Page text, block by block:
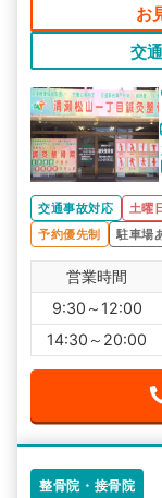
お
交
交通事故対応 土曜
予約優先制
駐車場
営業時間
9:30～12:00
14:30～20:00
整骨院・接骨院